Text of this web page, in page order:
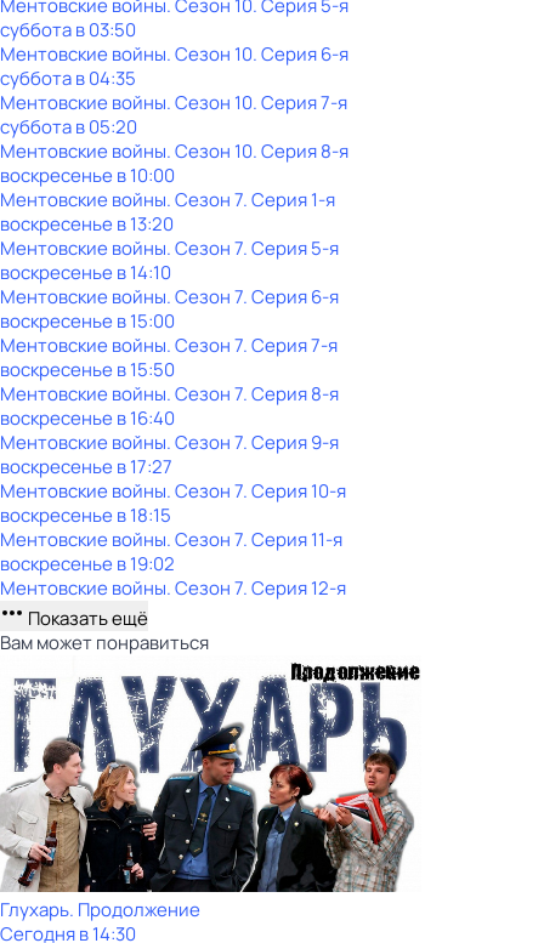
Ментовские войны. Сезон 10. Серия 5-я
субботав03:50
Ментовские войны. Сезон 10. Серия 6-я
субботав04:35
Ментовские войны. Сезон 10. Серия 7-я
субботав05:20
Ментовские войны. Сезон 10. Серия 8-я
воскресенье в10:00
Ментовские войны. Сезон 7. Серия 1-я
воскресенье в13:20
Ментовские войны. Сезон 7. Серия 5-я
воскресенье в14:10
Ментовские войны. Сезон 7. Серия 6-я
воскресенье в15:00
Ментовские войны. Сезон 7. Серия 7-я
воскресенье в15:50
Ментовские войны. Сезон 7. Серия 8-я
воскресенье в16:40
Ментовские войны. Сезон 7. Серия 9-я
воскресенье в17:27
Ментовские войны. Сезон 7. Серия 10-я
воскресенье в18:15
Ментовские войны. Сезон 7. Серия 11-я
воскресенье в19:02
Ментовские войны. Сезон 7. Серия 12-я
Показать ещё
Вам может понравиться
Глухарь. Продолжение
Сегодня в 14:30